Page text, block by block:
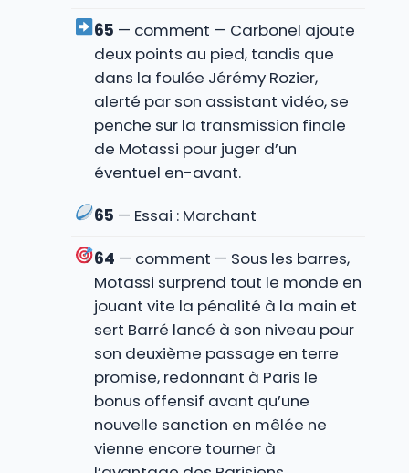
65 — comment — Carbonel ajoute
deux points au pied, tandis que
dans la foulée Jérémy Rozier,
alerté par son assistant vidéo, se
penche sur la transmission finale
de Motassi pour juger d’un
éventuel en-avant.
65 — Essai : Marchant
64 — comment — Sous les barres,
Motassi surprend tout le monde en
jouant vite la pénalité à la main et
sert Barré lancé à son niveau pour
son deuxième passage en terre
promise, redonnant à Paris le
bonus offensif avant qu’une
nouvelle sanction en mêlée ne
vienne encore tourner à